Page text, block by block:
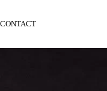
CONTACT